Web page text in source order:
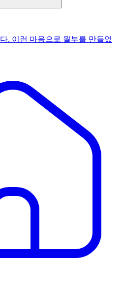
. 이런 마음으로 월부를 만들었